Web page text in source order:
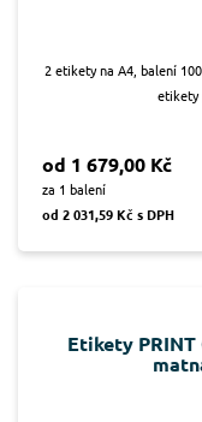
2 etikety na A4, balení
etikety
od 1 679,00 Kč
za 1 balení
od 2 031,59 Kč s DPH
Etikety PRINT